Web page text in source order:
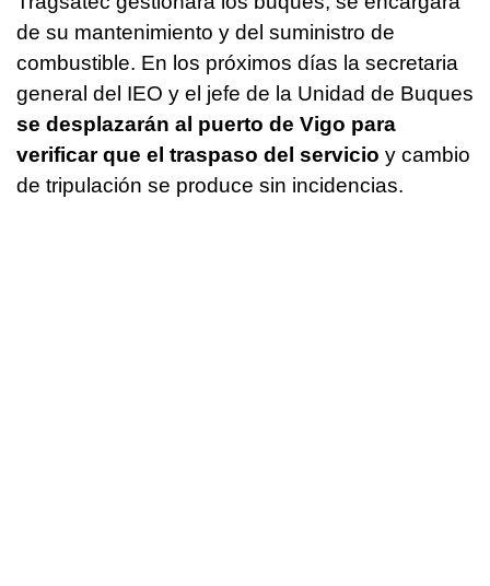
de su mantenimiento y del suministro de
combustible. En los próximos días la secretaria
general del IEO y el jefe de la Unidad de Buques
se desplazarán al puerto de Vigo para
verificar que el traspaso del servicio y cambio
de tripulación se produce sin incidencias.